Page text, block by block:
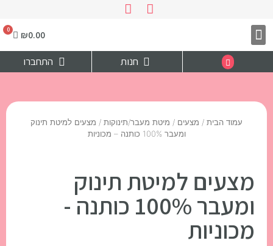
₪0.00
חנות התחברו
עמוד הבית / מצעים / מיטת מעבר/תינוקות / מצעים למיטת תינוק
ומעבר 100% כותנה – מכוניות
מצעים למיטת תינוק
ומעבר 100% כותנה -
מכוניות